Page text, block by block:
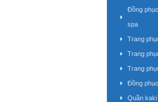
Đồng
spa
Trang
Trang
Trang
Đồng
Quần